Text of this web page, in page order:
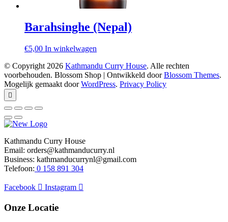
Barahsinghe (Nepal)
€5,00 In winkelwagen
© Copyright 2026 Kathmandu Curry House. Alle rechten
voorbehouden. Blossom Shop | Ontwikkeld doorBlossom Themes.
Mogelijk gemaakt doorWordPress. Privacy Policy
Kathmandu Curry House
Email: orders@kathmanducurry.nl
Business: kathmanducurrynl@gmail.com
Telefoon: 0 158 891 304
Facebook Instagram
Onze Locatie